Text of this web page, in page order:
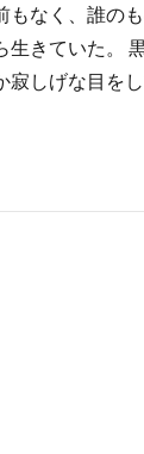
なく、誰の
きていた。
寂しげな目を